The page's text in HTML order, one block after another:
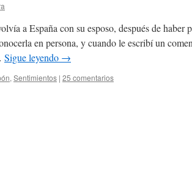
a España con su esposo, después de haber
en persona, y cuando le escribí un
Sigue leyendo →
, Sentimientos | 25 comentarios